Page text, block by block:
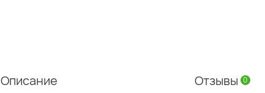
Описание Отзывы 0